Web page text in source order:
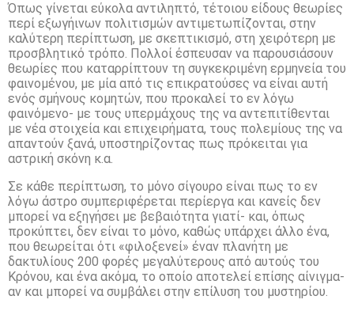
Όπως γίνεται εύκολα αντιληπτό, τέτοιου είδους θεωρίες
περί εξωγήινων πολιτισμών αντιμετωπίζονται, στην
καλύτερη περίπτωση, με σκεπτικισμό, στη χειρότερη με
προσβλητικό τρόπο. Πολλοί έσπευσαν να παρουσιάσουν
θεωρίες που καταρρίπτουν τη συγκεκριμένη ερμηνεία του
φαινομένου, με μία από τις επικρατούσες να είναι αυτή
ενός σμήνους κομητών, που προκαλεί το εν λόγω
φαινόμενο- με τους υπερμάχους της να αντεπιτίθενται
με νέα στοιχεία και επιχειρήματα, τους πολεμίους της να
απαντούν ξανά, υποστηρίζοντας πως πρόκειται για
αστρική σκόνη κ.α.
Σε κάθε περίπτωση, το μόνο σίγουρο είναι πως το εν
λόγω άστρο συμπεριφέρεται περίεργα και κανείς δεν
μπορεί να εξηγήσει με βεβαιότητα γιατί- και, όπως
προκύπτει, δεν είναι το μόνο, καθώς υπάρχει άλλο ένα,
που θεωρείται ότι «φιλοξενεί» έναν πλανήτη με
δακτυλίους 200 φορές μεγαλύτερους από αυτούς του
Κρόνου, και ένα ακόμα, το οποίο αποτελεί επίσης αίνιγμα-
αν και μπορεί να συμβάλει στην επίλυση του μυστηρίου.